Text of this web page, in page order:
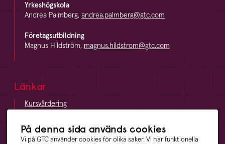
På denna sida används cookies
Vi på GTC använder cookies för olika saker. Vi har funktionella
Yrkeshögskola
Andrea Palmberg, andrea.palmberg@gtc.com
Företagsutbildning
Magnus Hildström, magnus.hildstrom@gtc.com
Länkar
Kursvärdering
Vägbeskrivning
Visselblåsning